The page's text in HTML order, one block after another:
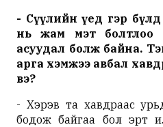
- Сүүлийн үед гэр
нь жам мэт болтлоо
асуудал болж байна.
арга хэмжээ авбал
вэ?
- Хэрэв та хавдраас
бодож байгаа бол эрт